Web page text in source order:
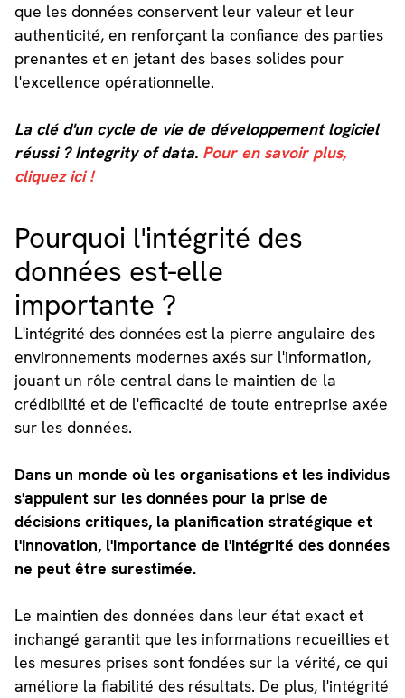
que les données conservent leur valeur et leur
authenticité, en renforçant la confiance des parties
prenantes et en jetant des bases solides pour
l'excellence opérationnelle.
La clé d'un cycle de vie de développement logiciel
réussi ? Integrity of data. Pour en savoir plus,
cliquez ici !
Pourquoi l'intégrité des
données est-elle
importante ?
L'intégrité des données est la pierre angulaire des
environnements modernes axés sur l'information,
jouant un rôle central dans le maintien de la
crédibilité et de l'efficacité de toute entreprise axée
sur les données.
Dans un monde où les organisations et les individus
s'appuient sur les données pour la prise de
décisions critiques, la planification stratégique et
l'innovation, l'importance de l'intégrité des données
ne peut être surestimée.
Le maintien des données dans leur état exact et
inchangé garantit que les informations recueillies et
les mesures prises sont fondées sur la vérité, ce qui
améliore la fiabilité des résultats. De plus, l'intégrité